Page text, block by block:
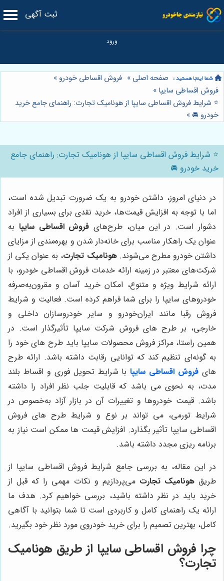
ثبت آگهی
صفحه اصلی » فروش اقساطی خودرو »
فروش اقساطی سایپا »
⭐️ شرایط فروش اقساطی سایپا از هونامیک تجارت: راهنمای جامع خرید
خودرو 🚘»
⭐️ شرایط فروش اقساطی سایپا از هونامیک تجارت: راهنمای جامع
خرید خودرو 🚘
در دنیای امروز، داشتن خودرو به یک ضرورت تبدیل شده است،
اما با توجه به افزایش قیمت‌ها، خرید نقدی برای بسیاری از افراد
دشوار است. در این میان، طرح‌های فروش اقساطی سایپا به
عنوان یک راهکار مناسب برای خانه‌دار شدن و بهره‌مندی از مزایای
داشتن خودرو مطرح می‌شوند.هونامیک تجارت، به عنوان یکی از
شرکت‌های معتبر در زمینه ارائه خدمات فروش اقساطی خودرو، با
ارائه شرایط ویژه و متنوع، امکان خرید آسان و مقرون‌به‌صرفه
خودروهای سایپا را برای شما فراهم کرده است. فعالیت و شرایط
فروش رقبا مانند ایران‌خودرو و سایر خودروسازان داخلی و
خارجی، بر طرح های فروش شرکت سایپا تأثیرگذار است. در
همین راستا، مراکز فروش محصولات سایپا باید طرح های خود را
به گونه‌ای تنظیم کند که توانایی رقابت داشته باشد. ارائه طرح
های فروش اقساطی سایپا با شرایط تحویل فوری و اقساط بلند
مدت، به نحوی می باشد که قابلیت جلب نظر افراد را داشته
باشد. قیمت خودروها و تغییرات آن در بازار آزاد به‌خصوص در
شرایط تورمی، می تواند بر نوع و شرایط طرح های فروش
اقساطی سایپا تأثیر بگذارد. افزایش قیمت ها ممکن است نیاز به
برنامه ریزی مجدد داشته باشد.
در این مقاله، به بررسی جامع شرایط فروش اقساطی سایپا از
طریقهونامیک تجارت می‌پردازیم و نکات مهمی را که قبل از
خرید باید در نظر داشته باشید، بررسی خواهیم کرد. هدف ما
ارائه یک راهنمای کامل و کاربردی است تا شما بتوانید با آگاهی
کامل، بهترین تصمیم را برای خرید خودروی مورد نظر خود بگیرید.
چرا فروش اقساطی سایپا از طریق هونامیک
تجارت؟